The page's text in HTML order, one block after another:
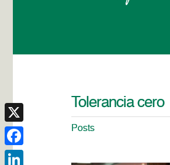
Tolerancia cero
Posts
X
Facebook